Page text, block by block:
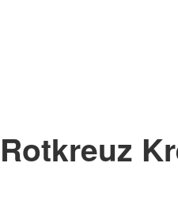
Rotkreuz